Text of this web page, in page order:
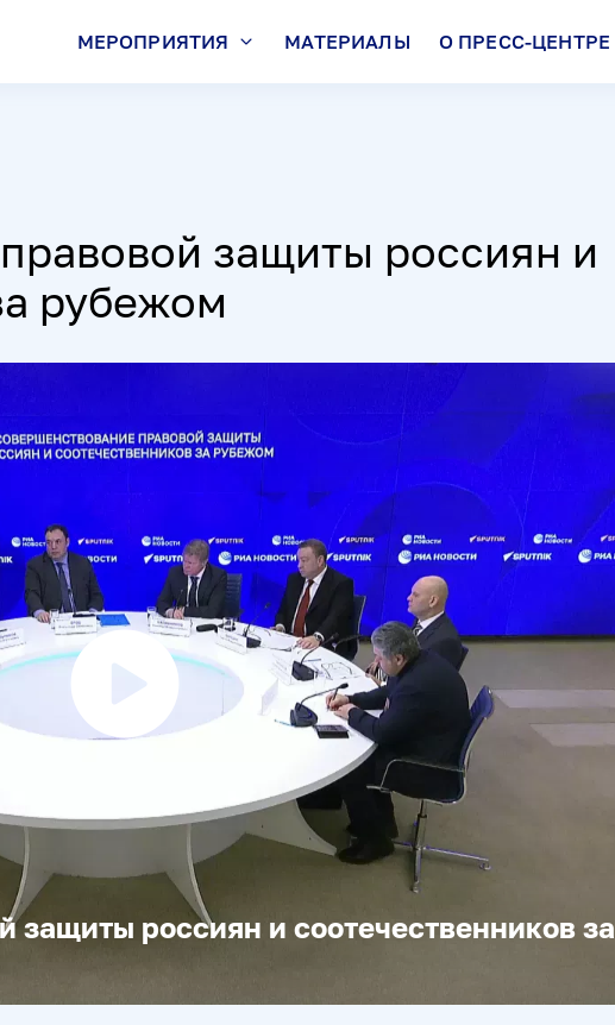
МЕРОПРИЯТИЯ МАТЕРИАЛЫ О ПРЕСС-ЦЕНТРЕ
защиты россиян и
рубежом
защиты россиян и соотечественников за